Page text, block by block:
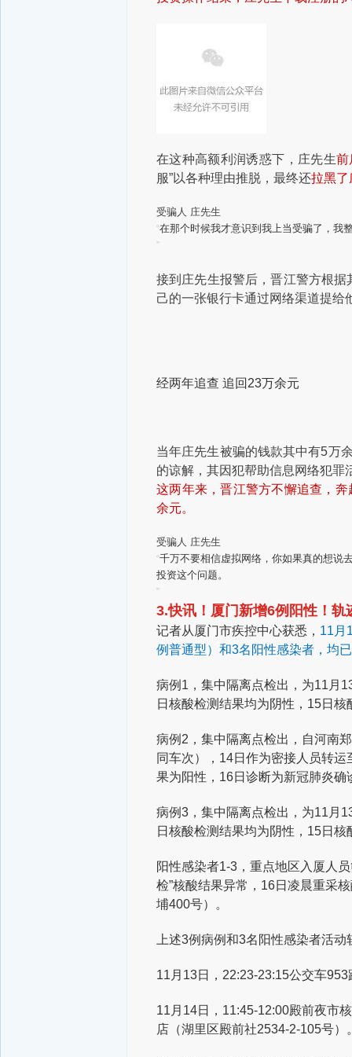
在这种高额利润诱惑下，庄先生前
服”以各种理由推脱，最终还拉黑了
受骗人 庄先生
“在那个时候我才意识到我上当受骗了，我
”
接到庄先生报警后，晋江警方根
己的一张银行卡通过网络渠道提给
经两年追查 追回23万余元
当年庄先生被骗的钱款其中有5万
的谅解，其因犯帮助信息网络犯
这两年来，晋江警方不懈追查，
余元。
受骗人 庄先生
“千万不要相信虚拟网络，你如果真的想说
投资这个问题。
”
3.快讯！厦门新增6例阳性！轨
记者从厦门市疾控中心获悉， 11月
例普通型）和3名阳性感染者，均
病例1，集中隔离点检出，为11月
日核酸检测结果均为阴性，15日
病例2，集中隔离点检出，自河南
同车次），14日作为密接人员转
果为阳性，16日诊断为新冠肺炎
病例3，集中隔离点检出，为11月
日核酸检测结果均为阴性，15日
阳性感染者1-3，重点地区入厦人
检”核酸结果异常，16日凌晨重采
埔400号）。
上述3例病例和3名阳性感染者活
11月13日，22:23-23:15公交车
11月14日，11:45-12:00殿前夜市
店（湖里区殿前社2534-2-105号）